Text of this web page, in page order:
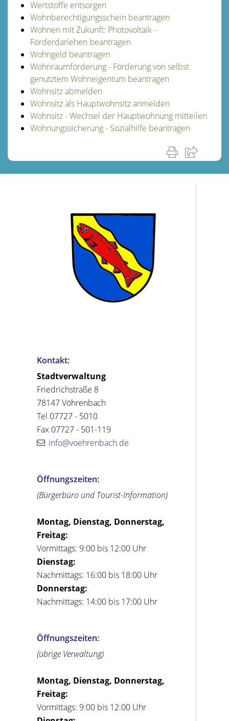
Wertstoffe entsorgen
Wohnberechtigungsschein beantragen
Wohnen mit Zukunft: Photovoltaik -
Förderdarlehen beantragen
Wohngeld beantragen
Wohnraumförderung - Förderung von selbst
genutztem Wohneigentum beantragen
Wohnsitz abmelden
Wohnsitz als Hauptwohnsitz anmelden
Wohnsitz - Wechsel der Hauptwohnung mitteilen
Wohnungssicherung - Sozialhilfe beantragen
Kontakt:
Stadtverwaltung
Friedrichstraße 8
78147 Vöhrenbach
Tel 07727 - 5010
Fax 07727 - 501-119
info@voehrenbach.de
Öffnungszeiten:
(Bürgerbüro und Tourist-Information)
Montag, Dienstag, Donnerstag,
Freitag:
Vormittags: 9:00 bis 12:00 Uhr
Dienstag:
Nachmittags: 16:00 bis 18:00 Uhr
Donnerstag:
Nachmittags: 14:00 bis 17:00 Uhr
Öffnungszeiten:
(übrige Verwaltung)
Montag, Dienstag, Donnerstag,
Freitag:
Vormittags: 9:00 bis 12:00 Uhr